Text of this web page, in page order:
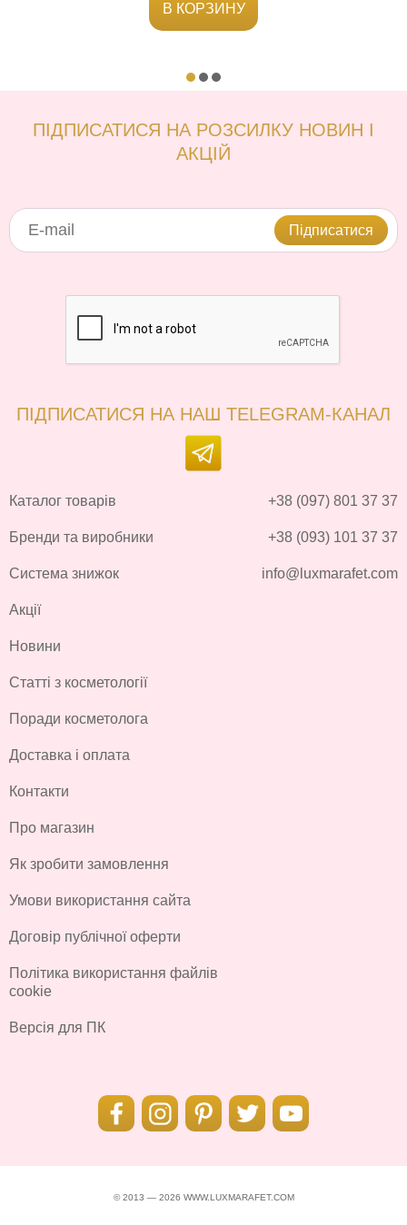
В КОРЗИНУ
ПІДПИСАТИСЯ НА РОЗСИЛКУ НОВИН І
АКЦІЙ
Підписатися
ПІДПИСАТИСЯ НА НАШ TELEGRAM-КАНАЛ
Каталог товарів
Бренди та виробники
Система знижок
Акції
Новини
Статті з косметології
Поради косметолога
Доставка і оплата
Контакти
Про магазин
Як зробити замовлення
Умови використання сайта
Договір публічної оферти
Політика використання файлів
cookie
Версія для ПК
+38 (097) 801 37 37
+38 (093) 101 37 37
info@luxmarafet.com
© 2013 — 2026 WWW.LUXMARAFET.COM